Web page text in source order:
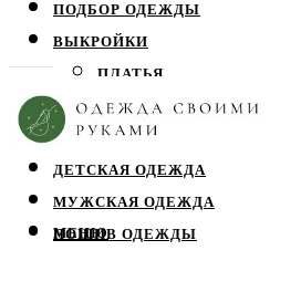
ПОДБОР ОДЕЖДЫ
ВЫКРОЙКИ
ПЛАТЬЯ
ЮБКИ
БЛУЗЫ
ДЕТСКАЯ ОДЕЖДА
МУЖСКАЯ ОДЕЖДА
ПОШИВ ОДЕЖДЫ
МЕНЮ